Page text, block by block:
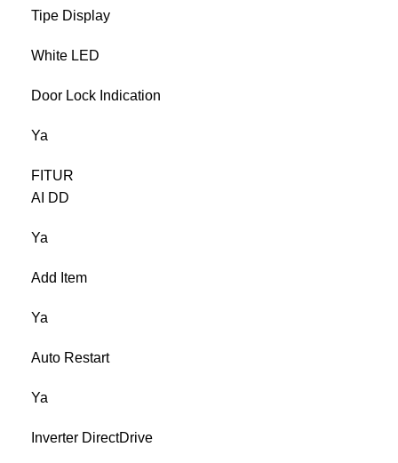
Tipe Display
White LED
Door Lock Indication
Ya
FITUR
AI DD
Ya
Add Item
Ya
Auto Restart
Ya
Inverter DirectDrive